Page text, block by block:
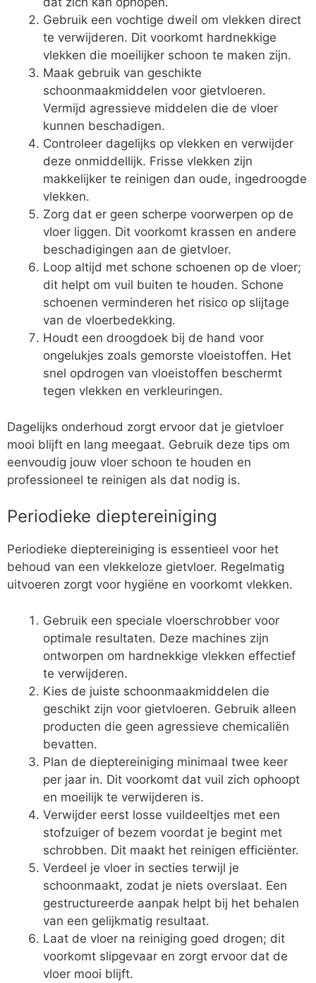
Gebruik een vochtige dweil om vlekken direct
te verwijderen. Dit voorkomt hardnekkige
vlekken die moeilijker schoon te maken zijn.
Maak gebruik van geschikte
schoonmaakmiddelen voor gietvloeren.
Vermijd agressieve middelen die de vloer
kunnen beschadigen.
Controleer dagelijks op vlekken en verwijder
deze onmiddellijk. Frisse vlekken zijn
makkelijker te reinigen dan oude, ingedroogde
vlekken.
Zorg dat er geen scherpe voorwerpen op de
vloer liggen. Dit voorkomt krassen en andere
beschadigingen aan de gietvloer.
Loop altijd met schone schoenen op de vloer;
dit helpt om vuil buiten te houden. Schone
schoenen verminderen het risico op slijtage
van de vloerbedekking.
Houdt een droogdoek bij de hand voor
ongelukjes zoals gemorste vloeistoffen. Het
snel opdrogen van vloeistoffen beschermt
tegen vlekken en verkleuringen.
Dagelijks onderhoud zorgt ervoor dat je gietvloer
mooi blijft en lang meegaat. Gebruik deze tips om
eenvoudig jouw vloer schoon te houden en
professioneel te reinigen als dat nodig is.
Periodieke dieptereiniging
Periodieke dieptereiniging is essentieel voor het
behoud van een vlekkeloze gietvloer. Regelmatig
uitvoeren zorgt voor hygiëne en voorkomt vlekken.
Gebruik een speciale vloerschrobber voor
optimale resultaten. Deze machines zijn
ontworpen om hardnekkige vlekken effectief
te verwijderen.
Kies de juiste schoonmaakmiddelen die
geschikt zijn voor gietvloeren. Gebruik alleen
producten die geen agressieve chemicaliën
bevatten.
Plan de dieptereiniging minimaal twee keer
per jaar in. Dit voorkomt dat vuil zich ophoopt
en moeilijk te verwijderen is.
Verwijder eerst losse vuildeeltjes met een
stofzuiger of bezem voordat je begint met
schrobben. Dit maakt het reinigen efficiënter.
Verdeel je vloer in secties terwijl je
schoonmaakt, zodat je niets overslaat. Een
gestructureerde aanpak helpt bij het behalen
van een gelijkmatig resultaat.
Laat de vloer na reiniging goed drogen; dit
voorkomt slipgevaar en zorgt ervoor dat de
vloer mooi blijft.